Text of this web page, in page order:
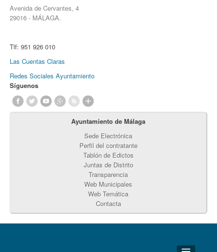
Avenida de Cervantes, 4
29016 - MÁLAGA.
Tlf: 951 926 010
Las Cuentas Claras
Redes Sociales Ayuntamiento
Síguenos
Ayuntamiento de Málaga
Sede Electrónica
Perfil del contratante
Tablón de Edictos
Juntas de Distrito
Transparencia
Web Municipales
Web Temática
Contacta